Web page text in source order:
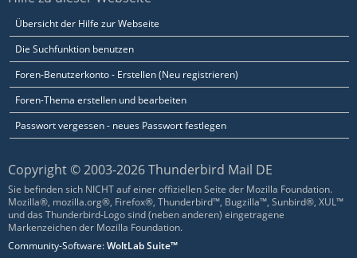
Übersicht der Hilfe zur Webseite
Die Suchfunktion benutzen
Foren-Benutzerkonto - Erstellen (Neu registrieren)
Foren-Thema erstellen und bearbeiten
Passwort vergessen - neues Passwort festlegen
Copyright © 2003-2026 Thunderbird Mail DE
Sie befinden sich NICHT auf einer offiziellen Seite der Mozilla Foundation.
Mozilla®, mozilla.org®, Firefox®, Thunderbird™, Bugzilla™, Sunbird®, XUL™
und das Thunderbird-Logo sind (neben anderen) eingetragene
Markenzeichen der Mozilla Foundation.
Community-Software:WoltLab Suite™